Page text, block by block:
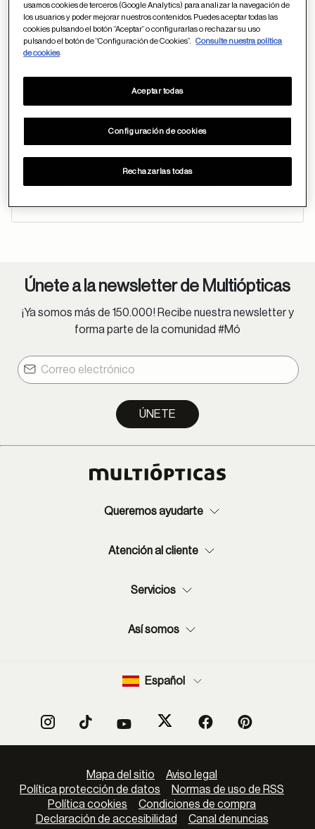
LAS PALMAS
PONTEVEDRA
SALAMANCA
STA. CRUZ DE
TENERIFE
TARRAGONA
TERUEL
VALLADOLID
VIZCAYA
ZARAGOZA
CEUTA
MELILLA
Únete a la newsletter de Multiópticas
¡Ya somos más de 150.000! Recibe nuestra newsletter y
forma parte de la comunidad #Mó
ÚNETE
Queremos ayudarte
Atención al cliente
Servicios
Así somos
Español
Mapa del sitio
Aviso legal
Política protección de datos
Normas de uso de RSS
Política cookies
Condiciones de compra
Declaración de accesibilidad
Canal denuncias
usamos cookies de terceros (Google Analytics) para analizar la navegación de
los usuarios y poder mejorar nuestros contenidos. Puedes aceptar todas las
cookies pulsando el botón “Aceptar” o configurarlas o rechazar su uso
pulsando el botón de “Configuración de Cookies”.
Consulte nuestra política
de cookies
Configuración de cookies
Rechazarlas todas
Aceptar todas